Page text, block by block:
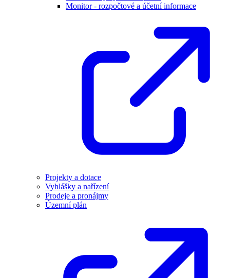
Monitor - rozpočtové a účetní informace
Projekty a dotace
Vyhlášky a nařízení
Prodeje a pronájmy
Územní plán